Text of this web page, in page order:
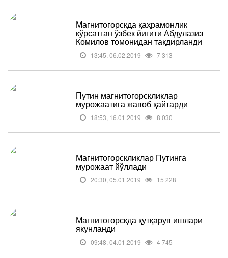
Магнитогорскда қаҳрамонлик
кўрсатган ўзбек йигити Абдулазиз
Комилов томонидан тақдирланди
13:45, 06.02.2019 7 313
Путин магнитогорскликлар
мурожаатига жавоб қайтарди
18:53, 16.01.2019 8 030
Магнитогорскликлар Путинга
мурожаат йўллади
20:30, 05.01.2019 15 228
Магнитогорскда қутқарув ишлари
якунланди
09:48, 04.01.2019 4 745